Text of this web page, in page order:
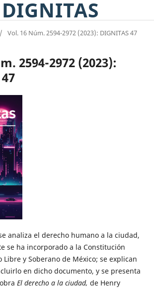
DIGNITAS
/ Vol. 16 Núm. 2594-2972 (2023): DIGNITAS 47
2594-2972 (2023):
analiza el derecho humano a la ciudad,
se ha incorporado a la Constitución
Libre y Soberano de México; se explican
en dicho documento, y se presenta
El derecho a la ciudad, de Henry